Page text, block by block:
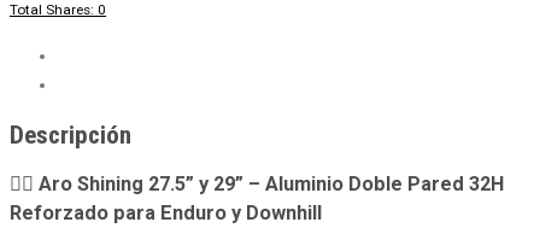
Total Shares: 0
Descripción
🚵‍♂️ Aro Shining 27.5” y 29” – Aluminio Doble Pared 32H
Reforzado para Enduro y Downhill